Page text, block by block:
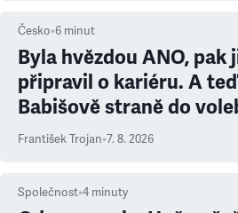
Česko•6 minut
Byla hvězdou ANO, pak
připravil o kariéru. A
Babišově straně do
František Trojan•7. 8. 2026
Společnost•4 minuty